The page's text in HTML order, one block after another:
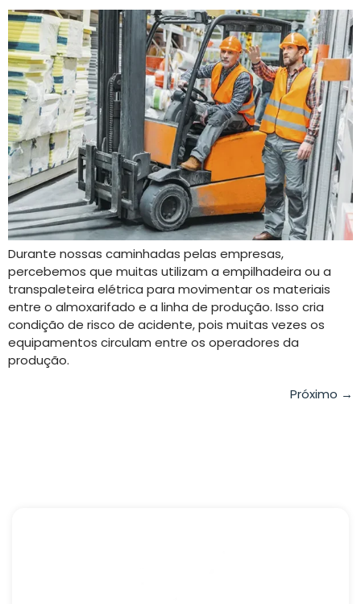
Durante nossas caminhadas pelas empresas,
percebemos que muitas utilizam a empilhadeira ou a
transpaleteira elétrica para movimentar os materiais
entre o almoxarifado e a linha de produção. Isso cria
condição de risco de acidente, pois muitas vezes os
equipamentos circulam entre os operadores da
produção.
Próximo →